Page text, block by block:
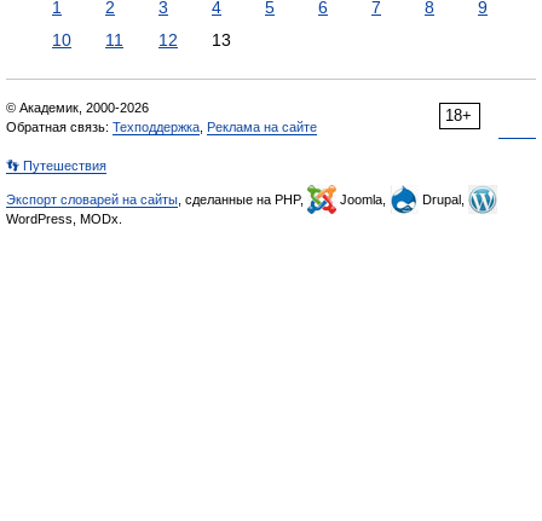
1 2 3 4 5 6 7 8
9
10
11 12 13
18+
© Академик, 2000-2026
Обратная связь: Техподдержка Реклама на сайте
👣 Путешествия
Экспорт словарей на сайты , сделанные на PHP, Joomla,
Drupal,
WordPress, MODx.